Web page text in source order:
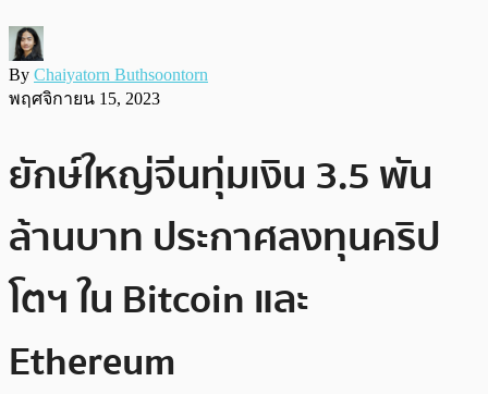
By Chaiyatorn Buthsoontorn
พฤศจิกายน 15, 2023
ยักษ์ใหญ่จีนทุ่มเงิน 3.5 พัน
ล้านบาท ประกาศลงทุนคริป
โตฯ ใน Bitcoin และ
Ethereum